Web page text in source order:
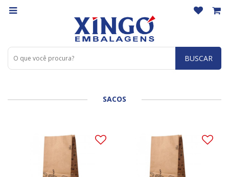
BUSCAR
SACOS